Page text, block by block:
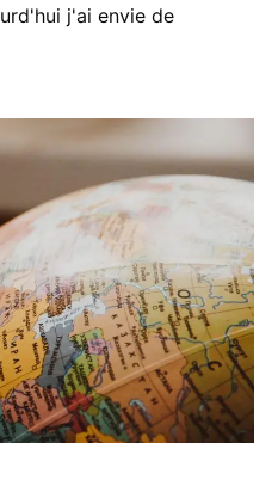
j'ai envie de